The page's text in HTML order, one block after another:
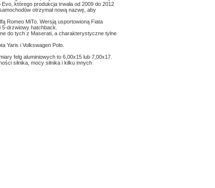
którego produkcja trwała od 2009 do 2012
otrzymał nową nazwę, aby
Romeo MiTo. Wersją usportowioną Fiata
drzwiowy hatchback.
do tych z Maserati, a charakterystyczne tylne
Yaris i Volkswagen Polo.
felg aluminiowych to 6,00x15 lub 7,00x17.
silnika, mocy silnika i kilku innych